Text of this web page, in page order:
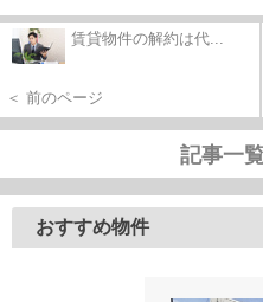
賃貸物件の解約は代...
＜ 前のページ
記事一
おすすめ物件